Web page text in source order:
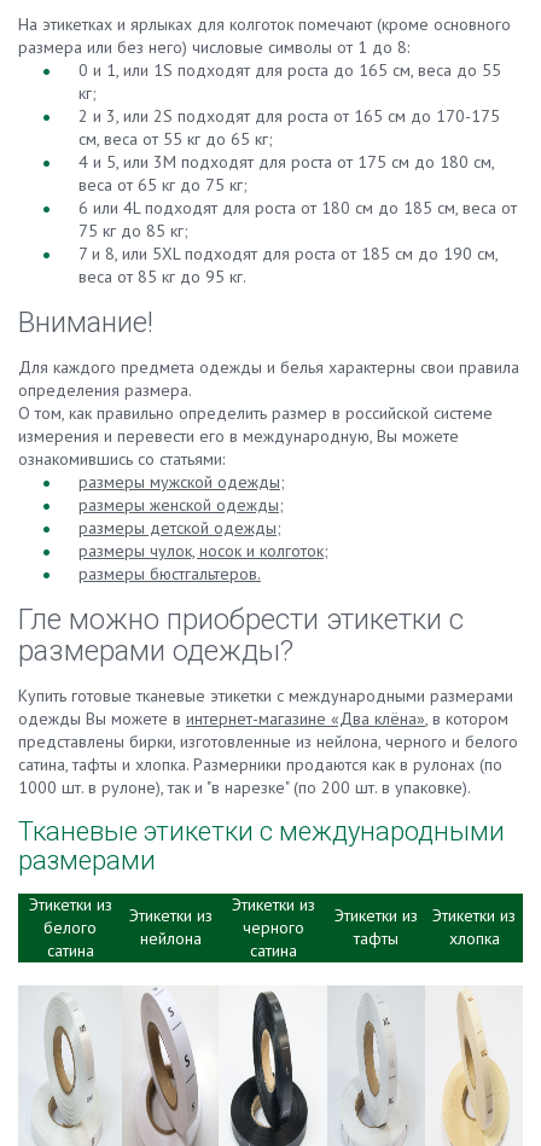
На этикетках и ярлыках для колготок помечают (кроме основного
размера или без него) числовые символы от 1 до 8:
0 и 1, или 1S подходят для роста до 165 см, веса до 55
кг;
2 и 3, или 2S подходят для роста от 165 см до 170-175
см, веса от 55 кг до 65 кг;
4 и 5, или 3M подходят для роста от 175 см до 180 см,
веса от 65 кг до 75 кг;
6 или 4L подходят для роста от 180 см до 185 см, веса от
75 кг до 85 кг;
7 и 8, или 5XL подходят для роста от 185 см до 190 см,
веса от 85 кг до 95 кг.
Внимание!
Для каждого предмета одежды и белья характерны свои правила
определения размера.
О том, как правильно определить размер в российской системе
измерения и перевести его в международную, Вы можете
ознакомившись со статьями:
размеры мужской одежды;
размеры женской одежды;
размеры детской одежды;
размеры чулок, носок и колготок;
размеры бюстгальтеров.
Гле можно приобрести этикетки с
размерами одежды?
Купить готовые тканевые этикетки с международными размерами
одежды Вы можете в интернет-магазине «Два клёна», в котором
представлены бирки, изготовленные из нейлона, черного и белого
сатина, тафты и хлопка. Размерники продаются как в рулонах (по
1000 шт. в рулоне), так и "в нарезке" (по 200 шт. в упаковке).
Тканевые этикетки с международными
размерами
Этикетки из
белого
сатина
Этикетки из
нейлона
Этикетки из
черного
сатина
Этикетки из
тафты
Этикетки из
хлопка